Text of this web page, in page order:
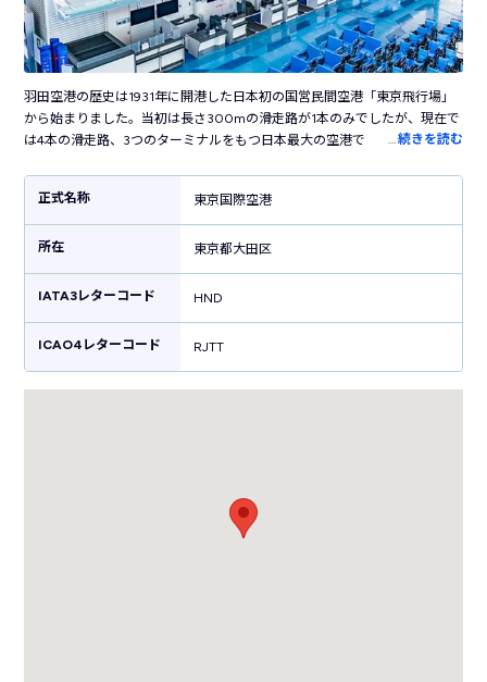
羽田空港の歴史は1931年に開港した日本初の国営民間空港「東京飛行場」
から始まりました。当初は長さ300mの滑走路が1本のみでしたが、現在で
は4本の滑走路、3つのターミナルをもつ日本最大の空港です。国内の主要
として活躍しています。ターミナル内には売店やレストラン・カフェなど
100を超えるお店が立ち並び、飛行機の利用客以外も楽しめます。江戸の
街並みを再現した「江戸小路」や江戸時代の橋を半分のサイズで復元した
「はねだ日本橋」など、日本らしい風情を感じる施設も見どころです。横
浜駅まで電車で30分、東京駅まで約50分というアクセスの良さも魅力で
す。
続きを読む
正式名称 東京国際空港
所在 東京都大田区
IATA3レターコード HND
ICAO4レターコード RJTT